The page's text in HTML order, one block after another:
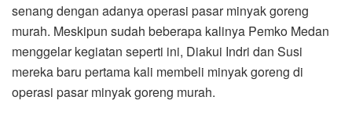
senang dengan adanya operasi pasar minyak goreng
murah. Meskipun sudah beberapa kalinya Pemko Medan
menggelar kegiatan seperti ini, Diakui Indri dan Susi
mereka baru pertama kali membeli minyak goreng di
operasi pasar minyak goreng murah.